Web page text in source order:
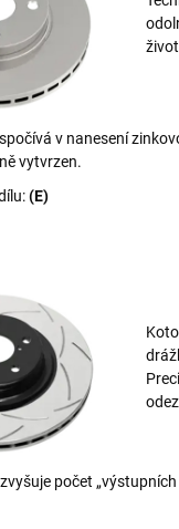
v nanesení
vytvrzen.
(E)
počet